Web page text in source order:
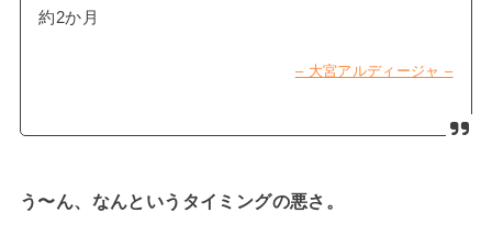
約2か月
– 大宮アルディージャ –
う〜ん、なんというタイミングの悪さ。